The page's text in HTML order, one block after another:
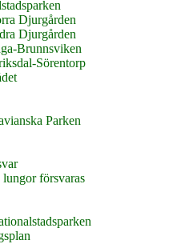
Djurgården
Djurgården
Brunnsviken
Sörentorp
Parken
lungor försvaras